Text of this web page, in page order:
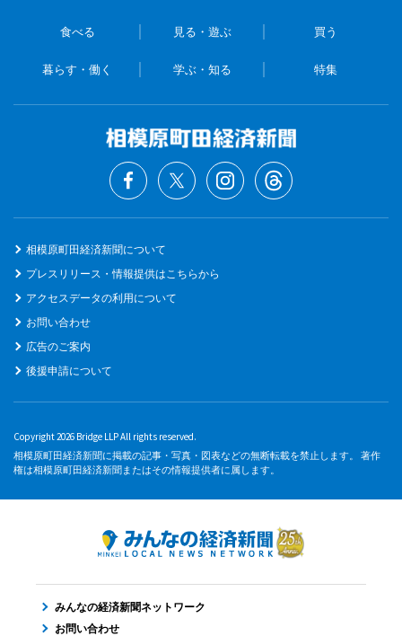
食べる 見る・遊ぶ 買う
暮らす・働く 学ぶ・知る 特集
相模原町田経済新聞について
プレスリリース・情報提供はこちらから
アクセスデータの利用について
お問い合わせ
広告のご案内
後援申請について
Copyright 2026 Bridge LLP All rights reserved.
相模原町田経済新聞に掲載の記事・写真・図表などの無断転載を禁止します。 著作
権は相模原町田経済新聞またはその情報提供者に属します。
みんなの経済新聞ネットワーク
お問い合わせ